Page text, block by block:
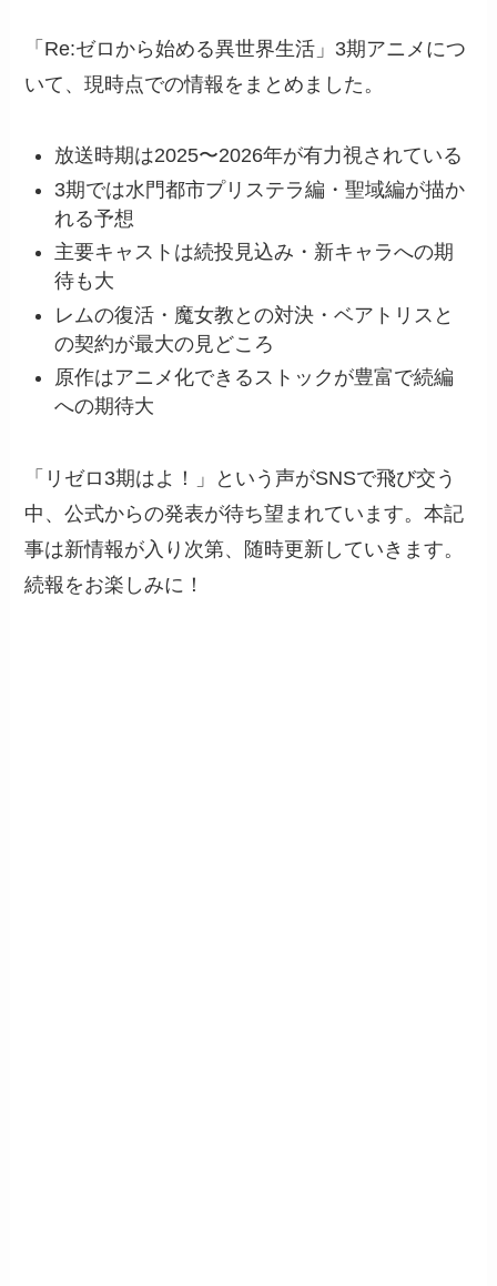
「Re:ゼロから始める異世界生活」3期アニメにつ
いて、現時点での情報をまとめました。
放送時期は2025〜2026年が有力視されている
3期では水門都市プリステラ編・聖域編が描か
れる予想
主要キャストは続投見込み・新キャラへの期
待も大
レムの復活・魔女教との対決・ベアトリスと
の契約が最大の見どころ
原作はアニメ化できるストックが豊富で続編
への期待大
「リゼロ3期はよ！」という声がSNSで飛び交う
中、公式からの発表が待ち望まれています。本記
事は新情報が入り次第、随時更新していきます。
続報をお楽しみに！